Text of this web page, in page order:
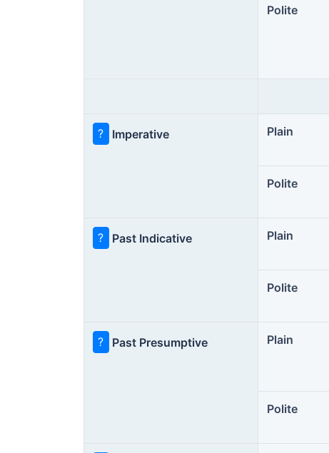
Polite
? Imperative Plain
Polite
? Past Indicative Plain
Polite
? Past Presumptive Plain
Polite